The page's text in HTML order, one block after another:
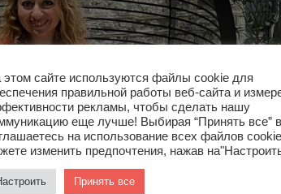
этом сайте используются файлы cookie для
правильной работы веб-сайта и
рекламы, чтобы сделать нашу
еще лучше! Выбирая “Принять все”
на использование всех файлов
изменить предпочтения, нажав
Принять все